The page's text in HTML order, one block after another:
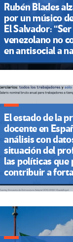
Rubén Blades
por un músico
El Salvador: “Ser
venezolano no
en antisocial a
El estado de la
docente en
análisis con
situación del
las políticas que
contribuir a